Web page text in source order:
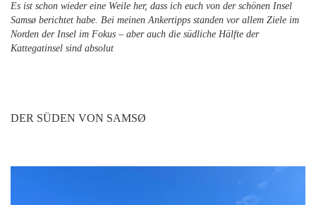
Es ist schon wieder eine Weile her, dass ich euch von der schönen Insel
Samsø berichtet habe. Bei meinen Ankertipps standen vor allem Ziele im
Norden der Insel im Fokus – aber auch die südliche Hälfte der
Kattegatinsel sind absolut
DER SÜDEN VON SAMSØ